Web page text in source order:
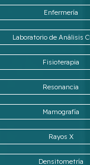
Enfermería
Laboratorio de Análisis
Fisioterapia
Resonancia
Mamografía
Rayos X
Densitometría